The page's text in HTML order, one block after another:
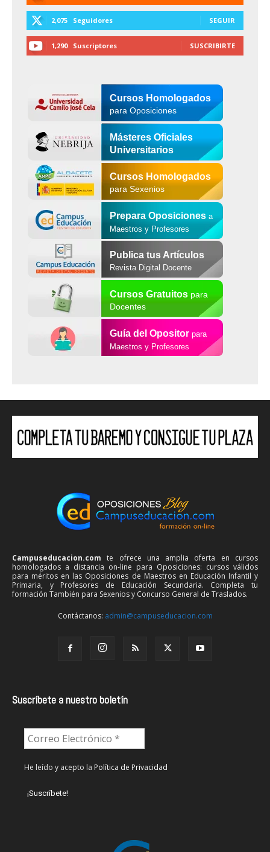
2,075 Seguidores SEGUIR
1,290 Suscriptores SUSCRIBIRTE
Cursos Homologados
para Oposiciones
Másteres Oficiales
Universitarios
Cursos Homologados
para Sexenios
Prepara Oposiciones a
Maestros y Profesores
Publica tus Artículos
Revista Digital Docente
Cursos Gratuitospara
Docentes
Guía del Opositor para
Maestros y Profesores
Campuseducacion.com te ofrece una amplia oferta en cursos
homologados a distancia on-line para Oposiciones: cursos válidos
para méritos en las Oposiciones de Maestros en Educación Infantil y
Primaria, y Profesores de Educación Secundaria. Completa tu
formación También para Sexenios y Concurso General de Traslados.
Contáctanos: admin@campuseducacion.com
Suscríbete a nuestro boletín
He leído y acepto la Política de Privacidad